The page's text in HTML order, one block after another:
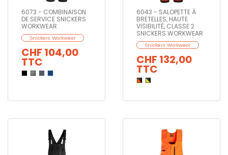
6073 - COMBINAISON
DE SERVICE SNICKERS
WORKWEAR
Snickers Workwear
CHF 104,00
TTC
6043 - SALOPETTE À
BRETELLES, HAUTE
VISIBILITÉ, CLASSE 2
SNICKERS WORKWEAR
Snickers Workwear
CHF 132,00
TTC